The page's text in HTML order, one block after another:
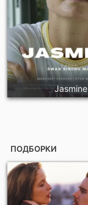
Jasmine
ПОДБОРКИ